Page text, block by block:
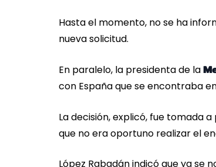
Hasta el momento, no se ha
nueva solicitud.
En paralelo, la presidenta de la
con España que se encontraba
La decisión, explicó, fue tomada
que no era oportuno realizar el
López Rabadán indicó que ya se